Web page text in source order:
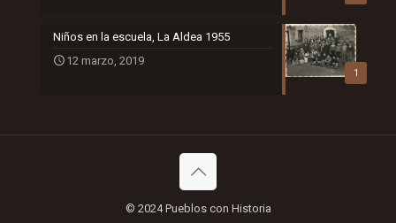
1
Niños en la escuela, La Aldea 1955
12 marzo, 2019
© 2024 Pueblos con Historia